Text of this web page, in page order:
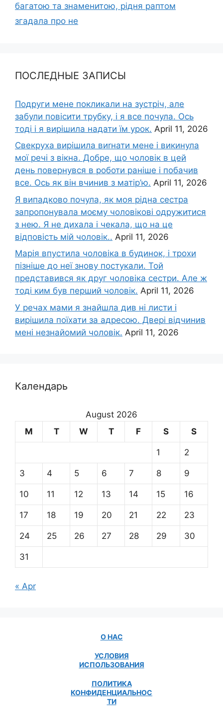
багатою та знаменитою, рідня раптом
згадала про не
ПОСЛЕДНЫЕ ЗАПИСЫ
Подруги мене покликали на зустріч, але
забули повісити трубку, і я все почула. Ось
тоді і я вирішила надати їм урок. April 11, 2026
Свекруха вирішила виrнати мене і викинула
мої речі з вікна. Добре, що чоловік в цей
день повернувся в роботи раніше і побачив
все. Ось як він вчинив з матір’ю. April 11, 2026
Я випадково почула, як моя рідна сестра
запропонувала моєму чоловікові одружитися
з нею. Я не дихала і чекала, що на це
відповість мій чоловік.. April 11, 2026
Марія впустила чоловіка в будинок, і трохи
пізніше до неї знову постукали. Той
представився як друг чоловіка сестри. Але ж
тоді ким був перший чоловік. April 11, 2026
У речах мами я знайшла див ні листи і
вирішила поїхати за адресою. Двері відчинив
мені незнайомий чоловік. April 11, 2026
Календарь
August 2026
M
T W T F S S
1 2
3 4 5 6 7 8 9
10 11 12 13 14 15 16
17 18 19 20 21 22 23
24 25 26 27 28 29 30
31
« Apr
О НАС
УСЛОВИЯ
ИСПОЛЬЗОВАНИЯ
ПОЛИТИКА
КОНФИДЕНЦИАЛЬНОС
ТИ